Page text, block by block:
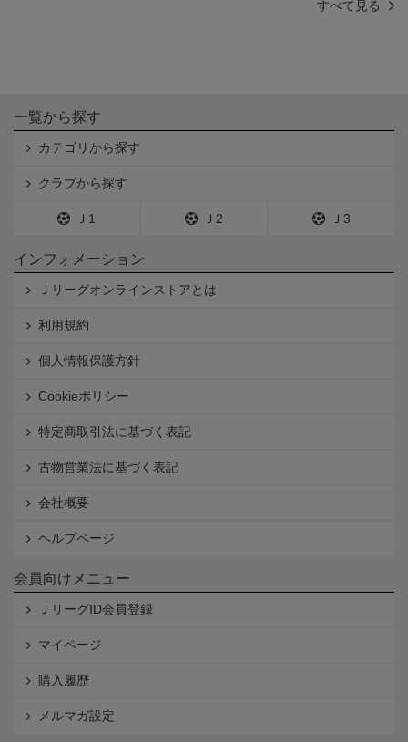
すべて見る
一覧から探す
カテゴリから探す
クラブから探す
Ｊ1 Ｊ2 Ｊ3
インフォメーション
Ｊリーグオンラインストアとは
利用規約
個人情報保護方針
Cookieポリシー
特定商取引法に基づく表記
古物営業法に基づく表記
会社概要
ヘルプページ
会員向けメニュー
ＪリーグID会員登録
マイページ
購入履歴
メルマガ設定